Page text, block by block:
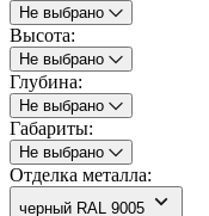
Не выбрано
Высота:
Не выбрано
Глубина:
Не выбрано
Габариты:
Не выбрано
Отделка металла:
черный RAL 9005